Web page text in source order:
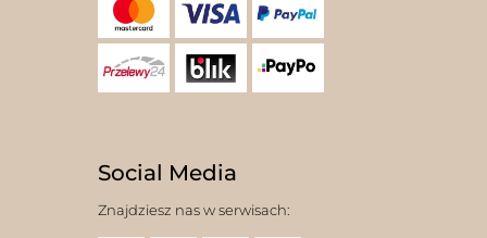
Social Media
Znajdziesz nas w serwisach: